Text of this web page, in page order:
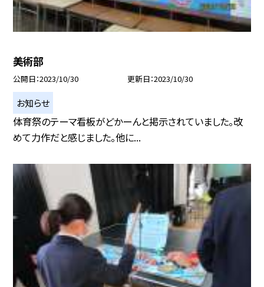
美術部
公開日 2023/10/30 更新日 2023/10/30
お知らせ
体育祭のテーマ看板がどかーんと掲示されていました。改
めて力作だと感じました。他に...